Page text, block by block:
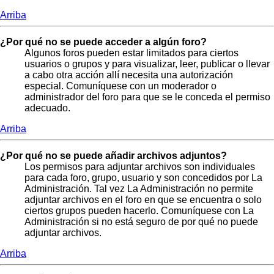
Arriba
¿Por qué no se puede acceder a algún foro?
Algunos foros pueden estar limitados para ciertos
usuarios o grupos y para visualizar, leer, publicar o llevar
a cabo otra acción allí necesita una autorización
especial. Comuníquese con un moderador o
administrador del foro para que se le conceda el permiso
adecuado.
Arriba
¿Por qué no se puede añadir archivos adjuntos?
Los permisos para adjuntar archivos son individuales
para cada foro, grupo, usuario y son concedidos por La
Administración. Tal vez La Administración no permite
adjuntar archivos en el foro en que se encuentra o solo
ciertos grupos pueden hacerlo. Comuníquese con La
Administración si no está seguro de por qué no puede
adjuntar archivos.
Arriba